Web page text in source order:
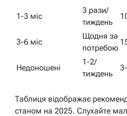
1-3 міс
3 рази/
тиждень
3-6 міс
Щодня за
потребою
Недоношені
1-2/
тиждень
Таблиця відображає
станом на 2025. Слухайте